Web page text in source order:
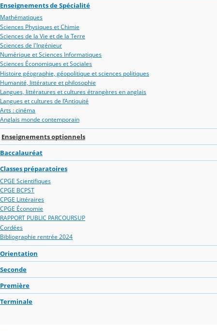
Enseignements de Spécialité
Mathématiques
Sciences Physiques et Chimie
Sciences de la Vie et de la Terre
Sciences de l'Ingénieur
Numérique et Sciences Informatiques
Sciences Économiques et Sociales
Histoire géographie, géopolitique et sciences politiques
Humanité, littérature et philosophie
Langues, littératures et cultures étrangères en anglais
Langues et cultures de l’Antiquité
Arts : cinéma
Anglais monde contemporain
Enseignements optionnels
Baccalauréat
Classes préparatoires
CPGE Scientifiques
CPGE BCPST
CPGE Littéraires
CPGE Économie
RAPPORT PUBLIC PARCOURSUP
Cordées
Bibliographie rentrée 2024
Orientation
Seconde
Première
Terminale